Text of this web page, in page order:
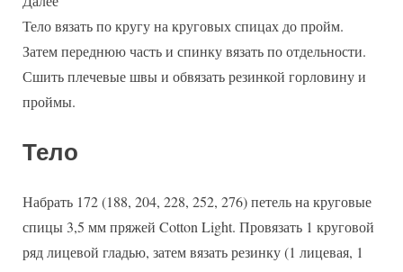
Тело вязать по кругу на круговых спицах до пройм.
Затем переднюю часть и спинку вязать по отдельности.
Сшить плечевые швы и обвязать резинкой горловину и
проймы.
Тело
Набрать 172 (188, 204, 228, 252, 276) петель на круговые
спицы 3,5 мм пряжей Cotton Light. Провязать 1 круговой
ряд лицевой гладью, затем вязать резинку (1 лицевая, 1